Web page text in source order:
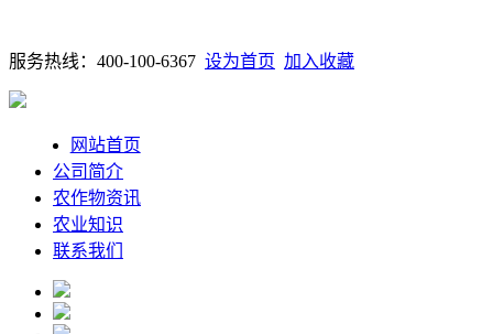
服务热线：400-100-6367 设为首页 加入收藏
网站首页
公司简介
农作物资讯
农业知识
联系我们